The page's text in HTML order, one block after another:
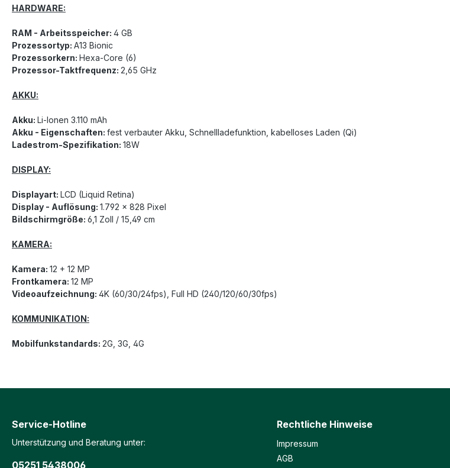
HARDWARE:
RAM - Arbeitsspeicher: 4 GB
Prozessortyp: A13 Bionic
Prozessorkern: Hexa-Core (6)
Prozessor-Taktfrequenz: 2,65 GHz
AKKU:
Akku: Li-Ionen 3.110 mAh
Akku - Eigenschaften: fest verbauter Akku, Schnellladefunktion, kabelloses Laden (Qi)
Ladestrom-Spezifikation: 18W
DISPLAY:
Displayart: LCD (Liquid Retina)
Display - Auflösung: 1.792 x 828 Pixel
Bildschirmgröße: 6,1 Zoll / 15,49 cm
KAMERA:
Kamera: 12 + 12 MP
Frontkamera: 12 MP
Videoaufzeichnung: 4K (60/30/24fps), Full HD (240/120/60/30fps)
KOMMUNIKATION:
Mobilfunkstandards: 2G, 3G, 4G
Service-Hotline
Unterstützung und Beratung unter:
05251 5438006
Rechtliche Hinweise
Impressum
AGB